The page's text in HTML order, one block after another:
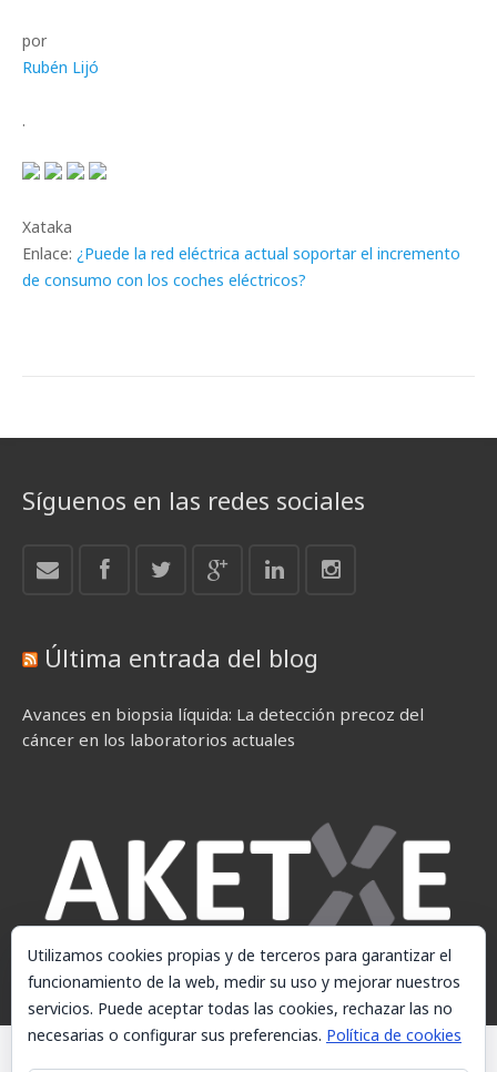
por
Rubén Lijó
.
Xataka
Enlace: ¿Puede la red eléctrica actual soportar el incremento
de consumo con los coches eléctricos?
Síguenos en las redes sociales
Última entrada del blog
Avances en biopsia líquida: La detección precoz del
cáncer en los laboratorios actuales
© AKETXE Consulting, S.L. - Este sitio web utiliza cookies, consulte
Utilizamos cookies propias y de terceros para garantizar el
funcionamiento de la web, medir su uso y mejorar nuestros
servicios. Puede aceptar todas las cookies, rechazar las no
necesarias o configurar sus preferencias. Política de cookies